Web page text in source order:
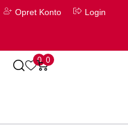
Opret Konto Login
0 0